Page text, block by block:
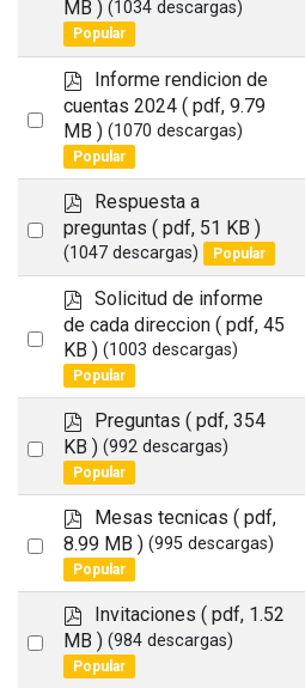
- - - 2024
calendar
calendar
MB ) (1034 descargas)
Popular
Select
item
p
d
f
Informe rendicion de
cuentas 2024 ( pdf, 9.79
MB ) (1070 descargas)
Popular
Select
p
d
f
Respuesta a
preguntas ( pdf, 51 KB )
(1047 descargas) Popular
Select
item
p
d
f
Solicitud de informe
de cada direccion ( pdf, 45
KB ) (1003 descargas)
Popular
Select
p
d
f
Preguntas ( pdf, 354
KB ) (992 descargas)
Popular
Select
p
d
f
Mesas tecnicas ( pdf,
8.99 MB ) (995 descargas)
Popular
Select
p
d
f
Invitaciones ( pdf, 1.52
MB ) (984 descargas)
Popular